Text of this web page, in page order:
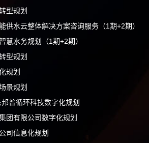
型规划
供水云整体解决方案咨询服务（1期+2期）
慧水务规划（1期+2期）
型规划
规划
景规划
普循环科技数字化规划
团有限公司数字化规划
司信息化规划